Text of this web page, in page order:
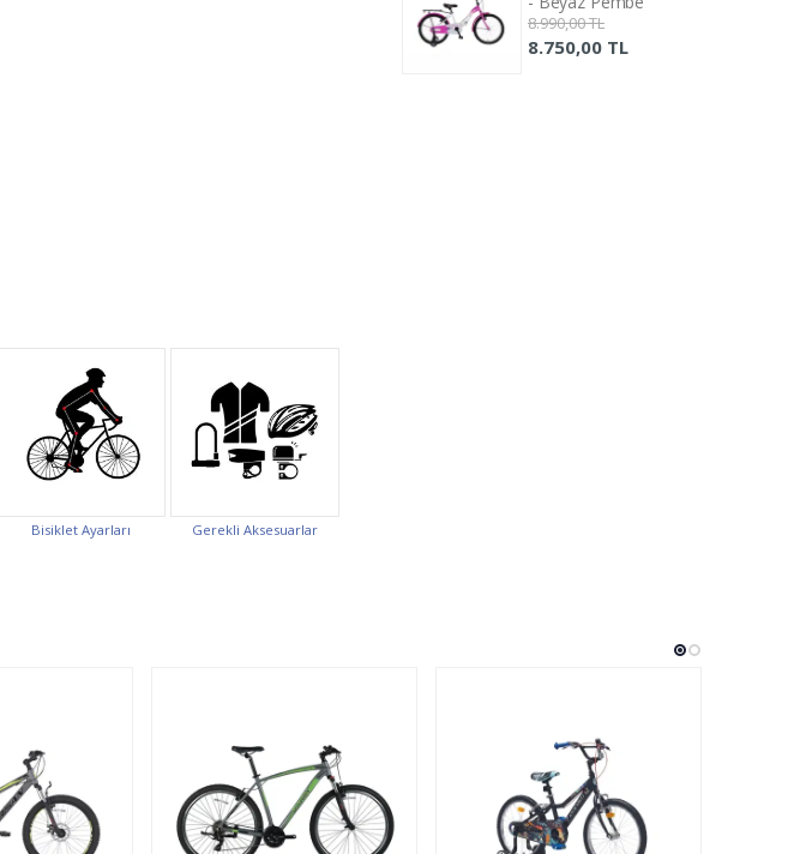
Bisiklet Ayarları Gerekli Aksesuarlar
8.990,00 TL
8.750,00 TL